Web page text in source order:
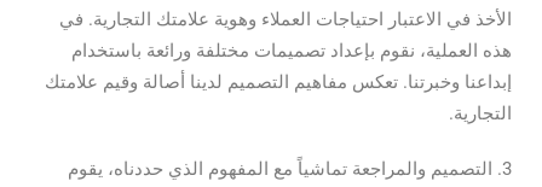
الأخذ في الاعتبار احتياجات العملاء وهوية علامتك التجارية. في
هذه العملية، نقوم بإعداد تصميمات مختلفة ورائعة باستخدام
إبداعنا وخبرتنا. تعكس مفاهيم التصميم لدينا أصالة وقيم علامتك
التجارية.
3. التصميم والمراجعة تماشياً مع المفهوم الذي حددناه، يقوم